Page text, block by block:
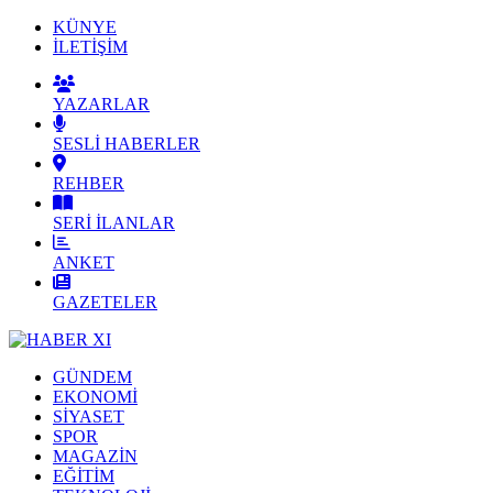
KÜNYE
İLETİŞİM
YAZARLAR
SESLİ HABERLER
REHBER
SERİ İLANLAR
ANKET
GAZETELER
GÜNDEM
EKONOMİ
SİYASET
SPOR
MAGAZİN
EĞİTİM